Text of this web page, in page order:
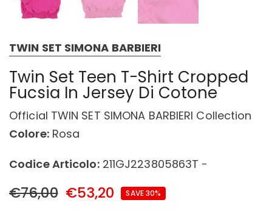
TWIN SET SIMONA BARBIERI
Twin Set Teen T-Shirt Cropped
Fucsia In Jersey Di Cotone
Official TWIN SET SIMONA BARBIERI Collection
Colore:Rosa
Codice Articolo:211GJ223805863T -
€76,00 €53,20 SAVE 30%